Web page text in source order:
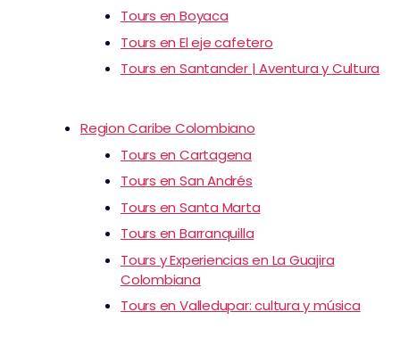
Tours en Boyaca
Tours en El eje cafetero
Tours en Santander | Aventura y Cultura
Region Caribe Colombiano
Tours en Cartagena
Tours en San Andrés
Tours en Santa Marta
Tours en Barranquilla
Tours y Experiencias en La Guajira
Colombiana
Tours en Valledupar: cultura y música